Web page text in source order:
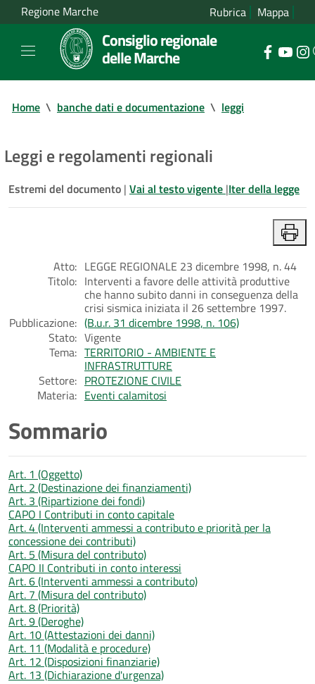
Regione Marche Rubrica Mappa
Consiglio regionale
delle Marche
Home \ banche dati e documentazione \ leggi
Leggi e regolamenti regionali
Estremi del documento | Vai al testo vigente |Iter della legge
Atto: LEGGE REGIONALE 23 dicembre 1998, n. 44
Titolo: Interventi a favore delle attività produttive
che hanno subito danni in conseguenza della
crisi sismica iniziata il 26 settembre 1997.
Pubblicazione: (B.u.r. 31 dicembre 1998, n. 106)
Stato: Vigente
Tema: TERRITORIO - AMBIENTE E
INFRASTRUTTURE
Settore: PROTEZIONE CIVILE
Materia: Eventi calamitosi
Sommario
Art. 1 (Oggetto)
Art. 2 (Destinazione dei finanziamenti)
Art. 3 (Ripartizione dei fondi)
CAPO I Contributi in conto capitale
Art. 4 (Interventi ammessi a contributo e priorità per la
concessione dei contributi)
Art. 5 (Misura del contributo)
CAPO II Contributi in conto interessi
Art. 6 (Interventi ammessi a contributo)
Art. 7 (Misura del contributo)
Art. 8 (Priorità)
Art. 9 (Deroghe)
Art. 10 (Attestazioni dei danni)
Art. 11 (Modalità e procedure)
Art. 12 (Disposizioni finanziarie)
Art. 13 (Dichiarazione d'urgenza)